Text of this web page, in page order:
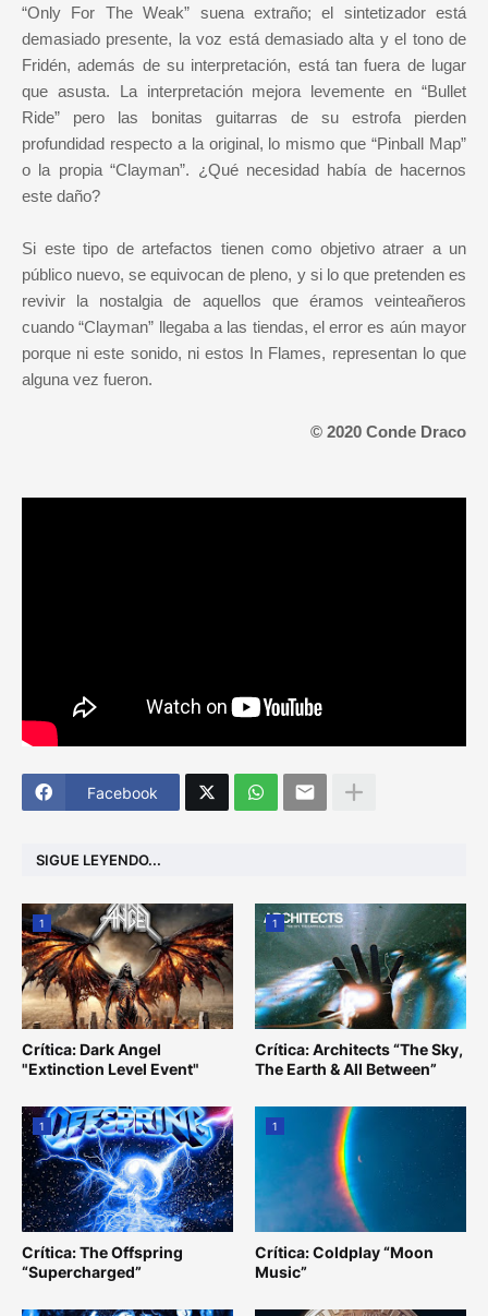
“Only For The Weak” suena extraño; el sintetizador está
demasiado presente, la voz está demasiado alta y el tono de
Fridén, además de su interpretación, está tan fuera de lugar
que asusta. La interpretación mejora levemente en “Bullet
Ride” pero las bonitas guitarras de su estrofa pierden
profundidad respecto a la original, lo mismo que “Pinball Map”
o la propia “Clayman”. ¿Qué necesidad había de hacernos
este daño?
Si este tipo de artefactos tienen como objetivo atraer a un
público nuevo, se equivocan de pleno, y si lo que pretenden es
revivir la nostalgia de aquellos que éramos veinteañeros
cuando “Clayman” llegaba a las tiendas, el error es aún mayor
porque ni este sonido, ni estos In Flames, representan lo que
alguna vez fueron.
© 2020 Conde Draco
Facebook
SIGUE LEYENDO...
1
Crítica: Dark Angel
"Extinction Level Event"
1
Crítica: Architects “The Sky,
The Earth & All Between”
1
Crítica: The Offspring
“Supercharged”
1
Crítica: Coldplay “Moon
Music”